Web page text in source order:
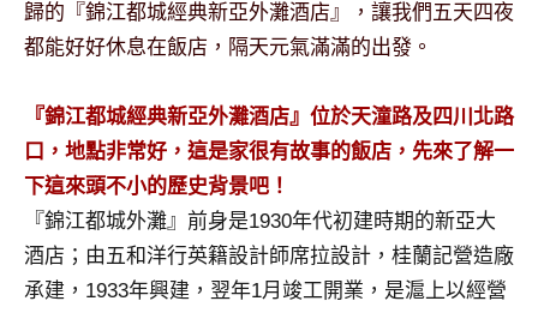
持、
吳
國
旅
遊
書
作
者、
歸的『錦江都城經典新亞外灘酒店』，讓我們五天四夜
都能好好休息在飯店，隔天元氣滿滿的出發。
『錦江都城經典新亞外灘酒店』位於天潼路及四川北路
口，地點非常好，這是家很有故事的飯店，先來了解一
下這來頭不小的歷史背景吧！
『錦江都城外灘』前身是1930年代初建時期的新亞大
酒店；由五和洋行英籍設計師席拉設計，桂蘭記營造廠
承建，1933年興建，翌年1月竣工開業，是滬上以經營